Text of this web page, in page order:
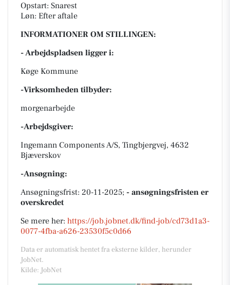
Opstart: Snarest
Løn: Efter aftale
INFORMATIONER OM STILLINGEN:
- Arbejdspladsen ligger i:
Køge Kommune
-Virksomheden tilbyder:
morgenarbejde
-Arbejdsgiver:
Ingemann Components A/S, Tingbjergvej, 4632
Bjæverskov
-Ansøgning:
Ansøgningsfrist: 20-11-2025; - ansøgningsfristen er
overskredet
Se mere her: https://job.jobnet.dk/find-job/cd73d1a3-
0077-4fba-a626-23530f5c0d66
Data er automatisk hentet fra eksterne kilder, herunder
JobNet.
Kilde: JobNet